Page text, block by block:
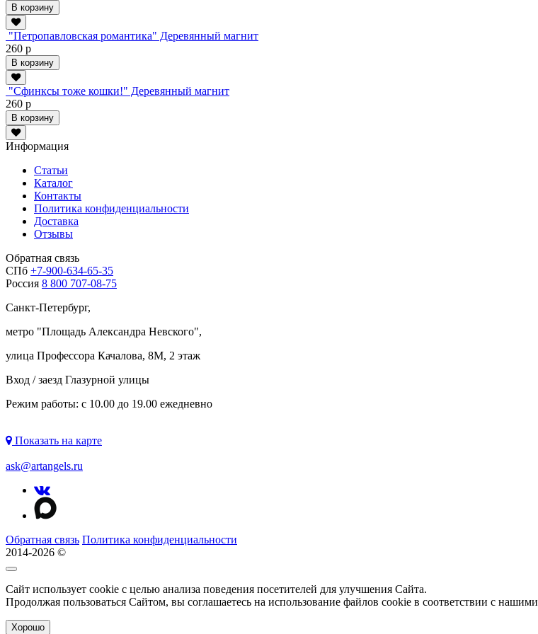
В корзину
"Петропавловская романтика" Деревянный магнит
260 р
В корзину
"Сфинксы тоже кошки!" Деревянный магнит
260 р
В корзину
Информация
Статьи
Каталог
Контакты
Политика конфиденциальности
Доставка
Отзывы
Обратная связь
СПб +7-900-634-65-35
Россия 8 800 707-08-75
Санкт-Петербург,
метро "Площадь Александра Невского",
улица Профессора Качалова, 8М, 2 этаж
Вход / заезд Глазурной улицы
Режим работы: с 10.00 до 19.00 ежедневно
Показать на карте
ask@artangels.ru
Обратная связь Политика конфиденциальности
2014-2026 ©
Сайт использует cookie с целью анализа поведения посетителей для улучшения Сайта.
Продолжая пользоваться Сайтом, вы соглашаетесь на использование файлов cookie в соответствии с нашими
Хорошо